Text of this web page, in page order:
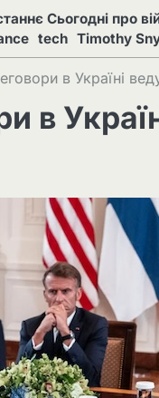
Сьогодні про
tech Timothy
в Україні
в